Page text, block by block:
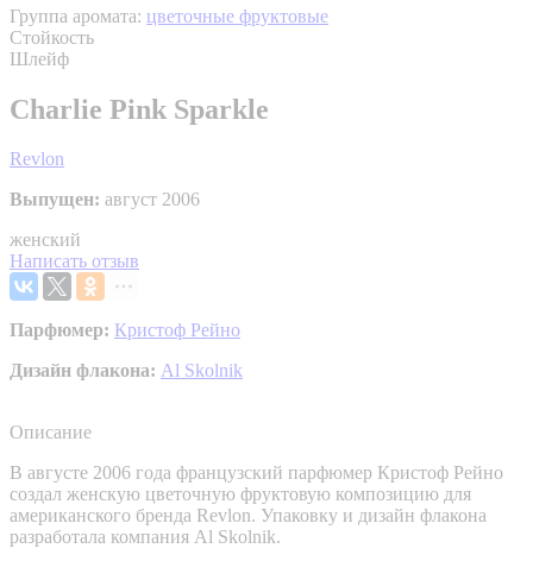
Группа аромата: цветочные фруктовые
Стойкость
Шлейф
Charlie Pink Sparkle
Revlon
Выпущен: август 2006
женский
Написать отзыв
Парфюмер: Кристоф Рейно
Дизайн флакона: Al Skolnik
Описание
В августе 2006 года французский парфюмер Кристоф Рейно
создал женскую цветочную фруктовую композицию для
американского бренда Revlon. Упаковку и дизайн флакона
разработала компания Al Skolnik.